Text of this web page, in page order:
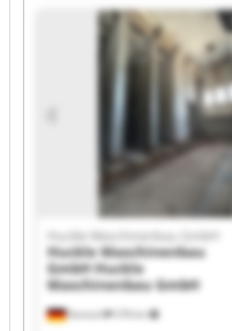
GmbH Huckle Maschinenbau
Maschinenbau GmbH Huckle
GmbH Huckle Maschinenbau
Maschinenbau GmbH Huckle
GmbH Huckle Maschinenbau
Maschinenbau GmbH Huckle
GmbH Huckle Maschinenbau
Maschinenbau GmbH Huckle
GmbH Huckle Maschinenbau
Maschinenbau GmbH
Kanzach 378 km
Huckle Maschinenbau GmbH
Huckle Maschinenbau
GmbHHuckle
Maschinenbau GmbH